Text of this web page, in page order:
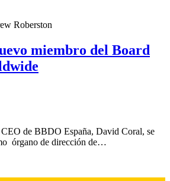
Roberston
miembro del Board
de BBDO España, David Coral, se
órgano de dirección de…